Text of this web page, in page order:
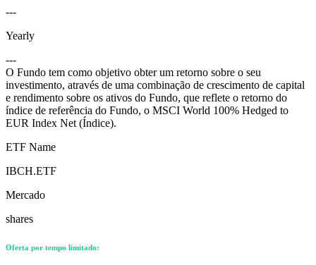
---
Yearly
---
O Fundo tem como objetivo obter um retorno sobre o seu
investimento, através de uma combinação de crescimento de capital
e rendimento sobre os ativos do Fundo, que reflete o retorno do
índice de referência do Fundo, o MSCI World 100% Hedged to
EUR Index Net (Índice).
ETF Name
IBCH.ETF
Mercado
shares
Oferta por tempo limitado: